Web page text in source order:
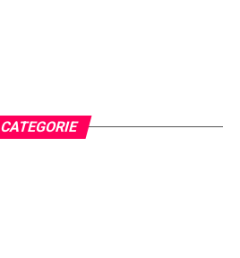
CATEGORIE